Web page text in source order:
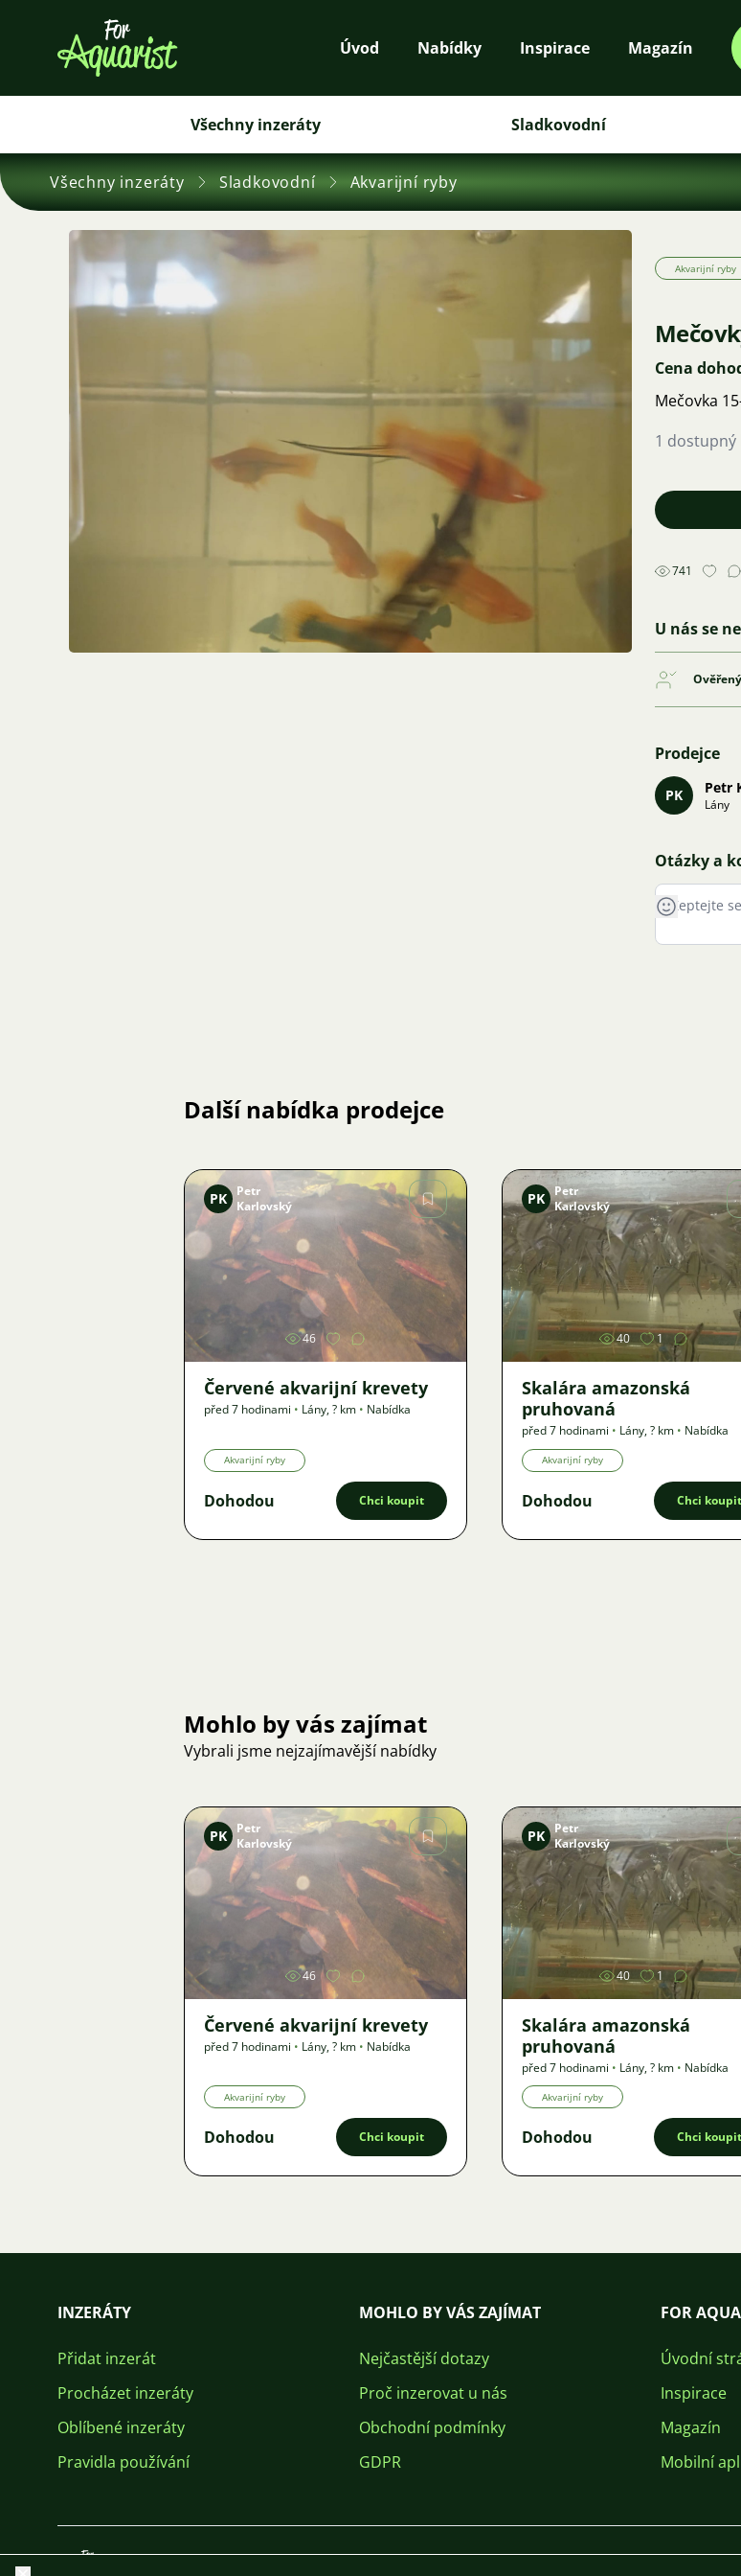
Úvod Nabídky Inspirace Magazín
Všechny inzeráty Sladkovodní
Všechny inzeráty Sladkovodní Akvarijní ryby
Akvarijní ryby
Cena
Mečovka
1 dostupný
741
U nás se
Prodejce
PK Petr
Lány
Otázky a
Další nabídka prodejce
Obrázek
PK
Petr
Karlovský
46
Červené akvarijní krevety
před 7 hodinami • Lány,? km • Nabídka
Akvarijní ryby
Dohodou Chci koupit
Obrázek
PK
Petr
Karlovský
40 1
Skalára amazonská
pruhovaná
před 7 hodinami • Lány,? km • Nabídka
Akvarijní ryby
Dohodou Chci koupit
Mohlo by vás zajímat
Vybrali jsme nejzajímavější nabídky
Obrázek
PK
Petr
Karlovský
46
Červené akvarijní krevety
před 7 hodinami • Lány,? km • Nabídka
Akvarijní ryby
Dohodou Chci koupit
Obrázek
PK
Petr
Karlovský
40 1
Skalára amazonská
pruhovaná
před 7 hodinami • Lány,? km • Nabídka
Akvarijní ryby
Dohodou Chci koupit
INZERÁTY
Přidat inzerát
Procházet inzeráty
Oblíbené inzeráty
Pravidla používání
MOHLO BY VÁS ZAJÍMAT
Nejčastější dotazy
Proč inzerovat u nás
Obchodní podmínky
GDPR
FOR
Úvodní
Inspirace
Magazín
Mobilní